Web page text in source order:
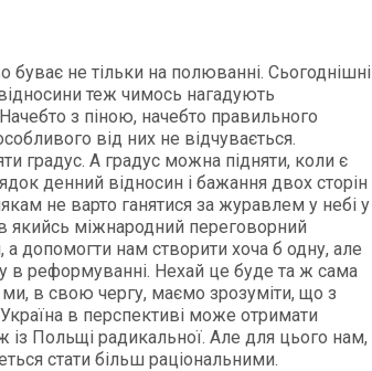
буває не тільки на полюванні. Сьогоднішні
теж чимось нагадують
з піною, начебто правильного
від них не відчувається.
градус. А градус можна підняти, коли є
денний відносин і бажання двох сторін
не варто ганятися за журавлем у небі у
якийсь міжнародний переговорний
допомогти нам створити хоча б одну, але
в реформуванні. Нехай це буде та ж сама
ми, в свою чергу, маємо зрозуміти, що з
в перспективі може отримати
із Польщі радикальної. Але для цього нам,
стати більш раціональними.